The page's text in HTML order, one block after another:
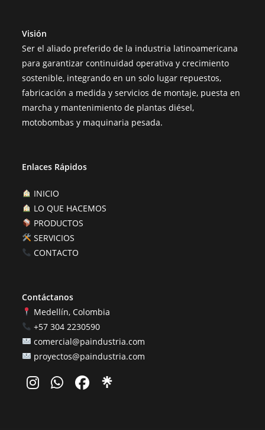
Visión
Ser el aliado preferido de la industria latinoamericana
para garantizar continuidad operativa y crecimiento
sostenible, integrando en un solo lugar repuestos,
fabricación a medida y servicios de montaje, puesta en
marcha y mantenimiento de plantas diésel,
motobombas y maquinaria pesada.
Enlaces Rápidos
INICIO
LO QUE HACEMOS
PRODUCTOS
SERVICIOS
CONTACTO
Contáctanos
Medellín, Colombia
+57 304 2230590
comercial@paindustria.com
proyectos@paindustria.com